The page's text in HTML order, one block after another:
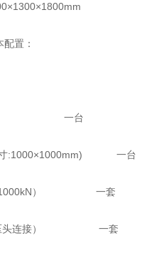
置：
机 一台
寸:1000×1000mm) 一台
出力1000kN） 一套
与压头连接） 一套